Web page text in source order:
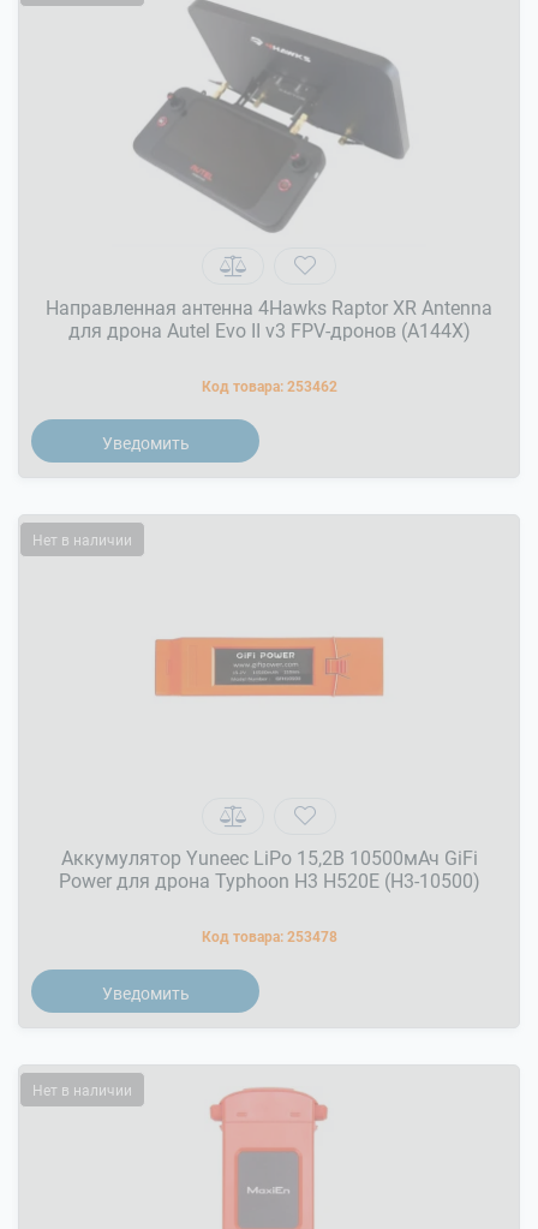
Направленная антенна 4Hawks Raptor XR Antenna
для дрона Autel Evo II v3 FPV-дронов (A144X)
Код товара: 253462
Уведомить
Нет в наличии
Аккумулятор Yuneec LiPo 15,2В 10500мАч GiFi
Power для дрона Typhoon H3 H520E (H3-10500)
Код товара: 253478
Уведомить
Нет в наличии